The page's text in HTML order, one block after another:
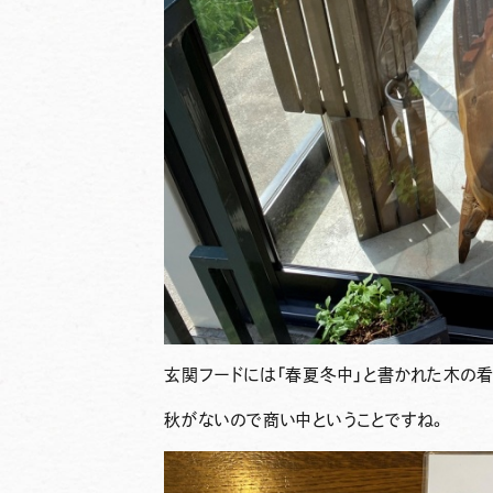
玄関フードには「春夏冬中」と書かれた木の
秋がないので商い中ということですね。